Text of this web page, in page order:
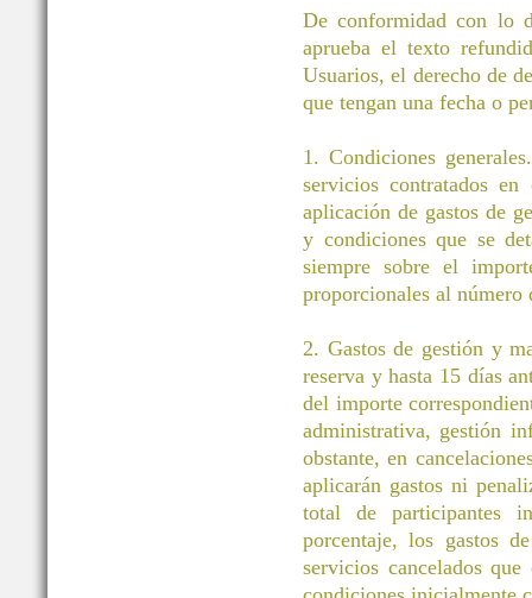
De conformidad con lo
aprueba el texto
Usuarios, el derecho de
que tengan una fecha o
1. Condiciones
servicios contratados
aplicación de gastos de
y condiciones que se
siempre sobre el
proporcionales al número
2. Gastos de gestión y
reserva y hasta 15 días
del importe
administrativa, gestión
obstante, en
aplicarán gastos ni
total de participantes
porcentaje, los gastos
servicios cancelados